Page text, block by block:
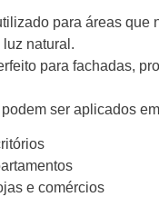
para áreas que
natural.
para fachadas,
ser aplicados
e comércios